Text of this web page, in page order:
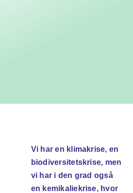
Vi har en klimakrise, en
biodiversitetskrise, men
vi har i den grad også
en kemikaliekrise, hvor